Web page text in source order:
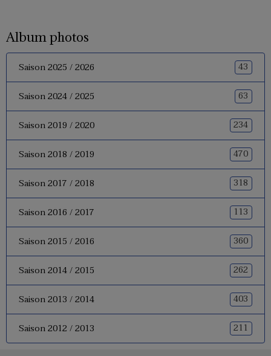
Album photos
Saison 2025 / 2026 43
Saison 2024 / 2025 63
Saison 2019 / 2020 234
Saison 2018 / 2019 470
Saison 2017 / 2018 318
Saison 2016 / 2017 113
Saison 2015 / 2016 360
Saison 2014 / 2015 262
Saison 2013 / 2014 403
Saison 2012 / 2013 211